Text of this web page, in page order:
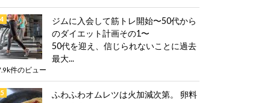
ジムに入会して筋トレ開始〜50代から
のダイエット計画その1〜
50代を迎え、信じられないことに過去
最大...
件のビュー
ふわふわオムレツは火加減次第。 卵料